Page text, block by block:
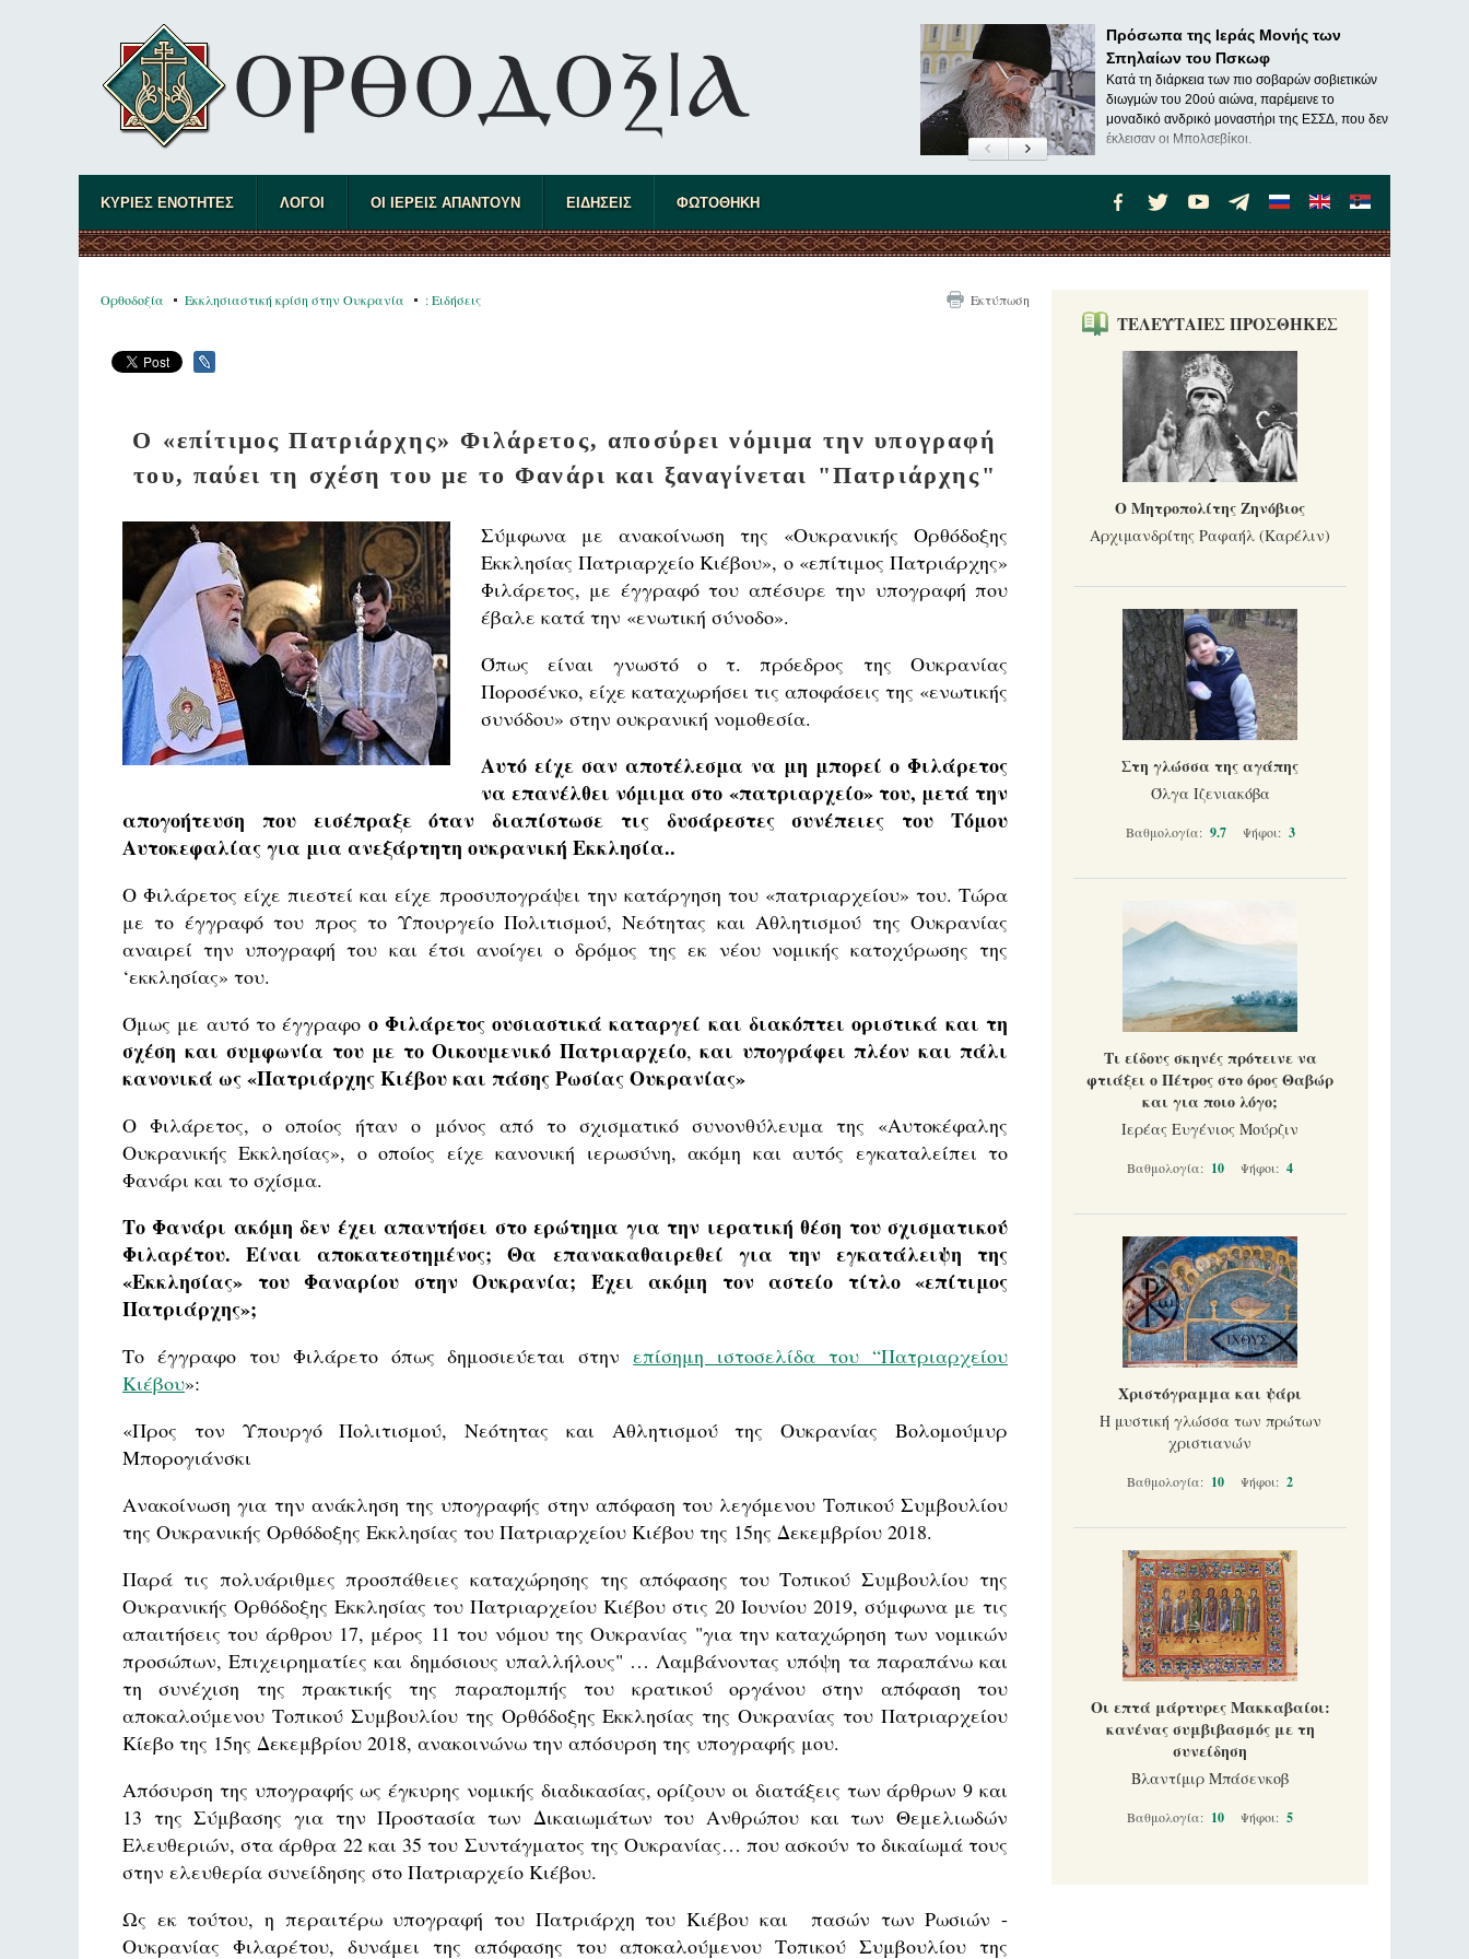
Πρόσωπα της Ιεράς Μονής των
Σπηλαίων του Πσκωφ
Κατά τη διάρκεια των πιο σοβαρών σοβιετικών
διωγμών του 20ού αιώνα, παρέμεινε το
μοναδικό ανδρικό μοναστήρι της ΕΣΣΔ, που δεν
έκλεισαν οι Μπολσεβίκοι.
ΚΥΡΙΕΣ ΕΝΟΤΗΤΕΣ ΛΟΓΟΙ ΟΙ ΙΕΡΕΙΣ ΑΠΑΝΤΟΥΝ ΕΙΔΗΣΕΙΣ ΦΩΤΟΘΗΚΗ
Ορθοδοξία Εκκλησιαστική κρίση στην Ουκρανία : Ειδήσεις Εκτύπωση
Ο «επίτιμος Πατριάρχης» Φιλάρετος, αποσύρει νόμιμα την υπογραφή
του, παύει τη σχέση του με το Φανάρι και ξαναγίνεται "Πατριάρχης"
Σύμφωνα με ανακοίνωση της «Ουκρανικής Ορθόδοξης
Εκκλησίας Πατριαρχείο Κιέβου», ο «επίτιμος Πατριάρχης»
Φιλάρετος, με έγγραφό του απέσυρε την υπογραφή που
έβαλε κατά την «ενωτική σύνοδο».
Όπως είναι γνωστό ο τ. πρόεδρος της Ουκρανίας
Ποροσένκο, είχε καταχωρήσει τις αποφάσεις της «ενωτικής
συνόδου» στην ουκρανική νομοθεσία.
Αυτό είχε σαν αποτέλεσμα να μη μπορεί ο Φιλάρετος
να επανέλθει νόμιμα στο «πατριαρχείο» του, μετά την
απογοήτευση που εισέπραξε όταν διαπίστωσε τις δυσάρεστες συνέπειες του Τόμου
Αυτοκεφαλίας για μια ανεξάρτητη ουκρανική Εκκλησία..
Ο Φιλάρετος είχε πιεστεί και είχε προσυπογράψει την κατάργηση του «πατριαρχείου» του. Τώρα
με το έγγραφό του προς το Υπουργείο Πολιτισμού, Νεότητας και Αθλητισμού της Ουκρανίας
αναιρεί την υπογραφή του και έτσι ανοίγει ο δρόμος της εκ νέου νομικής κατοχύρωσης της
‘εκκλησίας» του.
Όμως με αυτό το έγγραφο ο Φιλάρετος ουσιαστικά καταργεί και διακόπτει οριστικά και τη
σχέση και συμφωνία του με το Οικουμενικό Πατριαρχείο, και υπογράφει πλέον και πάλι
κανονικά ως «Πατριάρχης Κιέβου και πάσης Ρωσίας Ουκρανίας»
Ο Φιλάρετος, ο οποίος ήταν ο μόνος από το σχισματικό συνονθύλευμα της «Αυτοκέφαλης
Ουκρανικής Εκκλησίας», ο οποίος είχε κανονική ιερωσύνη, ακόμη και αυτός εγκαταλείπει το
Φανάρι και το σχίσμα.
Το Φανάρι ακόμη δεν έχει απαντήσει στο ερώτημα για την ιερατική θέση του σχισματικού
Φιλαρέτου. Είναι αποκατεστημένος; Θα επανακαθαιρεθεί για την εγκατάλειψη της
«Εκκλησίας» του Φαναρίου στην Ουκρανία; Έχει ακόμη τον αστείο τίτλο «επίτιμος
Πατριάρχης»;
Το έγγραφο του Φιλάρετο όπως δημοσιεύεται στηνεπίσημη ιστοσελίδα του “Πατριαρχείου
Κιέβου»:
«Προς τον Υπουργό Πολιτισμού, Νεότητας και Αθλητισμού της Ουκρανίας Βολομούμυρ
Μπορογιάνσκι
Ανακοίνωση για την ανάκληση της υπογραφής στην απόφαση του λεγόμενου Τοπικού Συμβουλίου
της Ουκρανικής Ορθόδοξης Εκκλησίας του Πατριαρχείου Κιέβου της 15ης Δεκεμβρίου 2018.
Παρά τις πολυάριθμες προσπάθειες καταχώρησης της απόφασης του Τοπικού Συμβουλίου της
Ουκρανικής Ορθόδοξης Εκκλησίας του Πατριαρχείου Κιέβου στις 20 Ιουνίου 2019, σύμφωνα με τις
απαιτήσεις του άρθρου 17, μέρος 11 του νόμου της Ουκρανίας "για την καταχώρηση των νομικών
προσώπων, Επιχειρηματίες και δημόσιους υπαλλήλους" … Λαμβάνοντας υπόψη τα παραπάνω και
τη συνέχιση της πρακτικής της παραπομπής του κρατικού οργάνου στην απόφαση του
αποκαλούμενου Τοπικού Συμβουλίου της Ορθόδοξης Εκκλησίας της Ουκρανίας του Πατριαρχείου
Κίεβο της 15ης Δεκεμβρίου 2018, ανακοινώνω την απόσυρση της υπογραφής μου.
Απόσυρση της υπογραφής ως έγκυρης νομικής διαδικασίας, ορίζουν οι διατάξεις των άρθρων 9 και
13 της Σύμβασης για την Προστασία των Δικαιωμάτων του Ανθρώπου και των Θεμελιωδών
Ελευθεριών, στα άρθρα 22 και 35 του Συντάγματος της Ουκρανίας… που ασκούν το δικαίωμά τους
στην ελευθερία συνείδησης στο Πατριαρχείο Κιέβου.
Ως εκ τούτου, η περαιτέρω υπογραφή του Πατριάρχη του Κιέβου και πασών των Ρωσιών -
Ουκρανίας Φιλαρέτου, δυνάμει της απόφασης του αποκαλούμενου Τοπικού Συμβουλίου της
ΤΕΛΕΥΤΑΙΕΣ ΠΡΟΣΘΗΚΕΣ
Ο Μητροπολίτης Ζηνόβιος
Αρχιμανδρίτης Ραφαήλ (Καρέλιν)
Στη γλώσσα της αγάπης
Όλγα Ιζενιακόβα
Βαθμολογία: 9.7 Ψήφοι: 3
Τι είδους σκηνές πρότεινε να
φτιάξει ο Πέτρος στο όρος Θαβώρ
και για ποιο λόγο;
Ιερέας Ευγένιος Μούρζιν
Βαθμολογία: 10 Ψήφοι: 4
Χριστόγραμμα και ψάρι
Η μυστική γλώσσα των πρώτων
χριστιανών
Βαθμολογία: 10 Ψήφοι: 2
Οι επτά μάρτυρες Μακκαβαίοι:
κανένας συμβιβασμός με τη
συνείδηση
Βλαντίμιρ Μπάσενκοβ
Βαθμολογία: 10 Ψήφοι: 5